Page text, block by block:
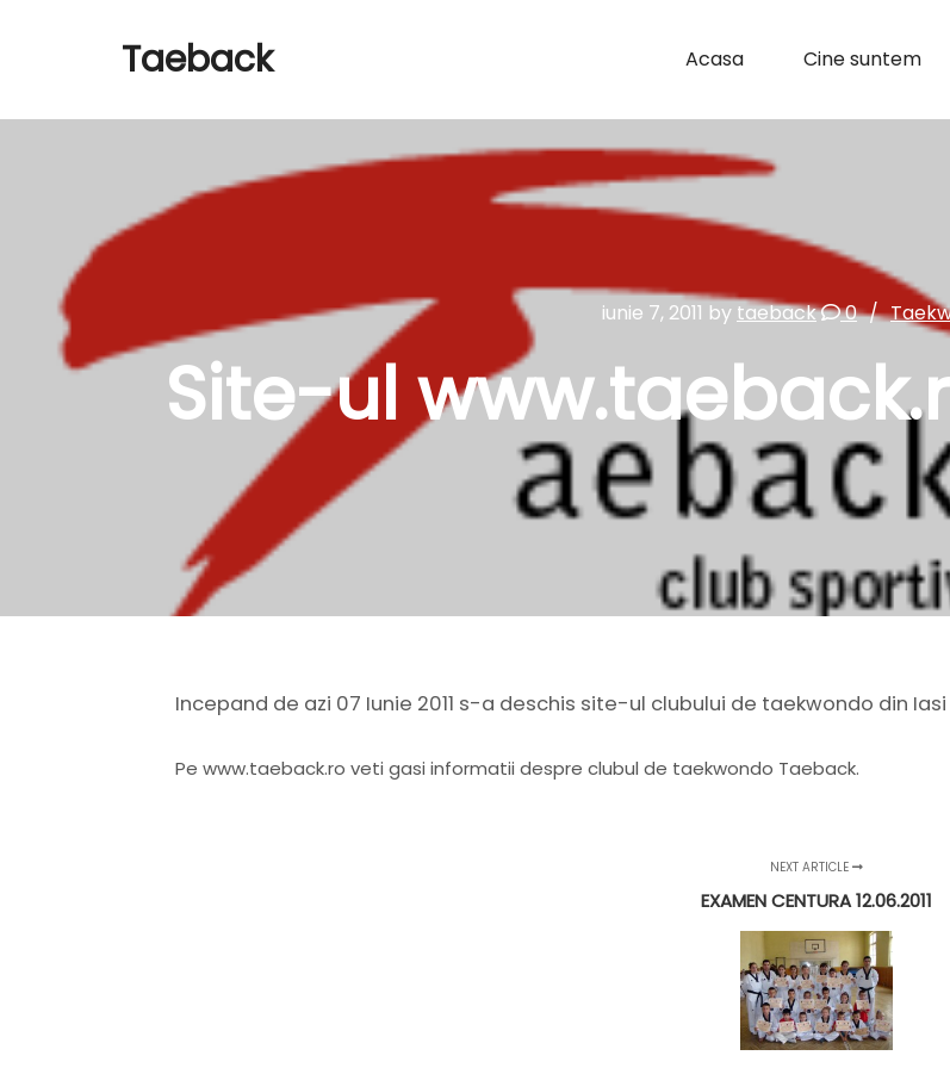
Taeback Acasa Cine suntem
iunie 7, 2011 by taeback 0
Site-ul
Incepand de azi 07 Iunie 2011 s-a deschis site-ul clubului de taekwondo din
Pe www.taeback.ro veti gasi informatii despre clubul de taekwondo Taeback.
NEXT ARTICLE
EXAMEN CENTURA 12.06.2011